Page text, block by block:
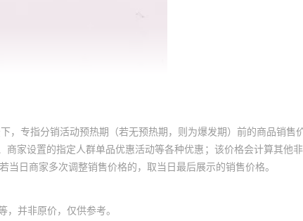
，专指分销活动预热期（若无预热期，则为爆发期）前的商品销售
家设置的指定人群单品优惠活动等各种优惠；该价格会计算其他
日商家多次调整销售价格的，取当日最后展示的销售价格。
并非原价，仅供参考。